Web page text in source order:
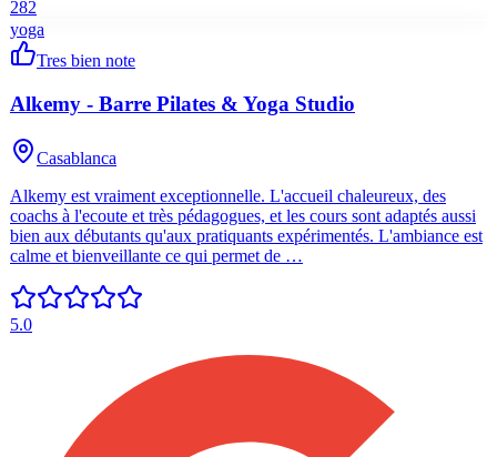
282
yoga
Tres bien note
Alkemy - Barre Pilates & Yoga Studio
Casablanca
Alkemy est vraiment exceptionnelle. L'accueil chaleureux, des
coachs à l'ecoute et très pédagogues, et les cours sont adaptés aussi
bien aux débutants qu'aux pratiquants expérimentés. L'ambiance est
calme et bienveillante ce qui permet de …
5.0